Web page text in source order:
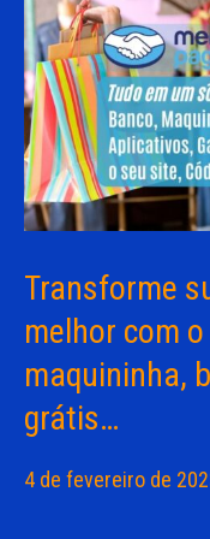
Transforme
melhor com
maquininha,
grátis…
4 de fevereiro de